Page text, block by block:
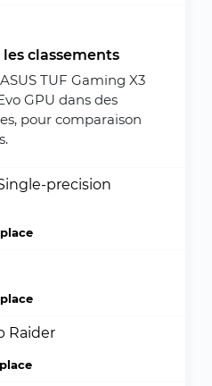
classements
TUF Gaming X3
GPU dans des
pour comparaison
precision
Raider